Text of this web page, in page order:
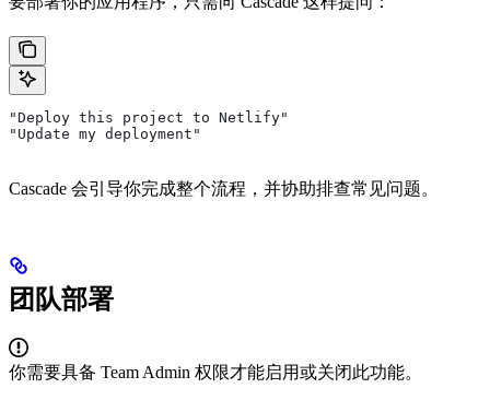
"Deploy this project to Netlify"
"Update my deployment"
Cascade 会引导你完成整个流程，并协助排查常见问题。
团队部署
你需要具备 Team Admin 权限才能启用或关闭此功能。